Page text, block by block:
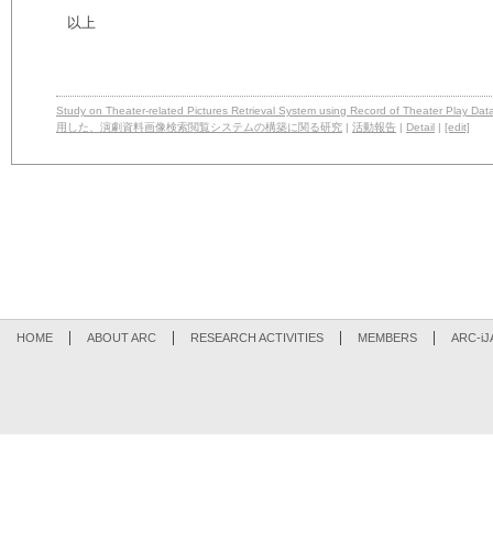
以上
Study on Theater-related Pictures Retrieval System using Record of Theater Play
用した、演劇資料画像検索閲覧システムの構築に関る研究 | 活動報告 | Detail | [edit]
HOME ABOUT ARC RESEARCH ACTIVITIES MEMBERS ARC-